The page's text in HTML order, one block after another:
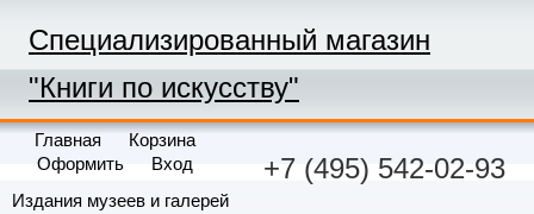
Специализированный магазин
"Книги по искусству"
+7 (495) 542-02-93
Главная
Корзина
Оформить
Вход
Издания музеев и галерей